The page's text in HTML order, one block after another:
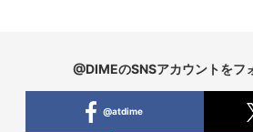
@DIMEのSNSアカウントをフ
@atdime